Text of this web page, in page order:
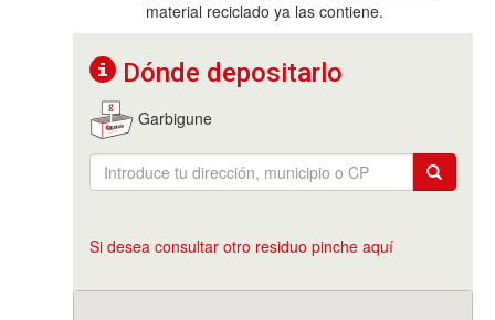
material reciclado ya las contiene.
Dónde depositarlo
Garbigune
Si desea consultar otro residuo pinche aquí